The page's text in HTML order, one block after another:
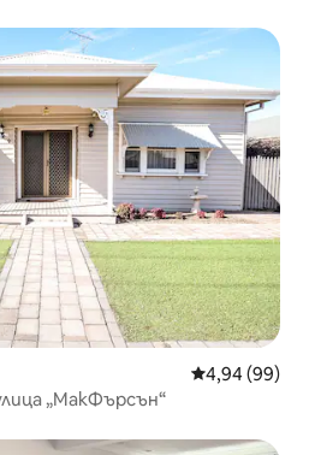
Средна
4,94 (99)
„МакФърсън“